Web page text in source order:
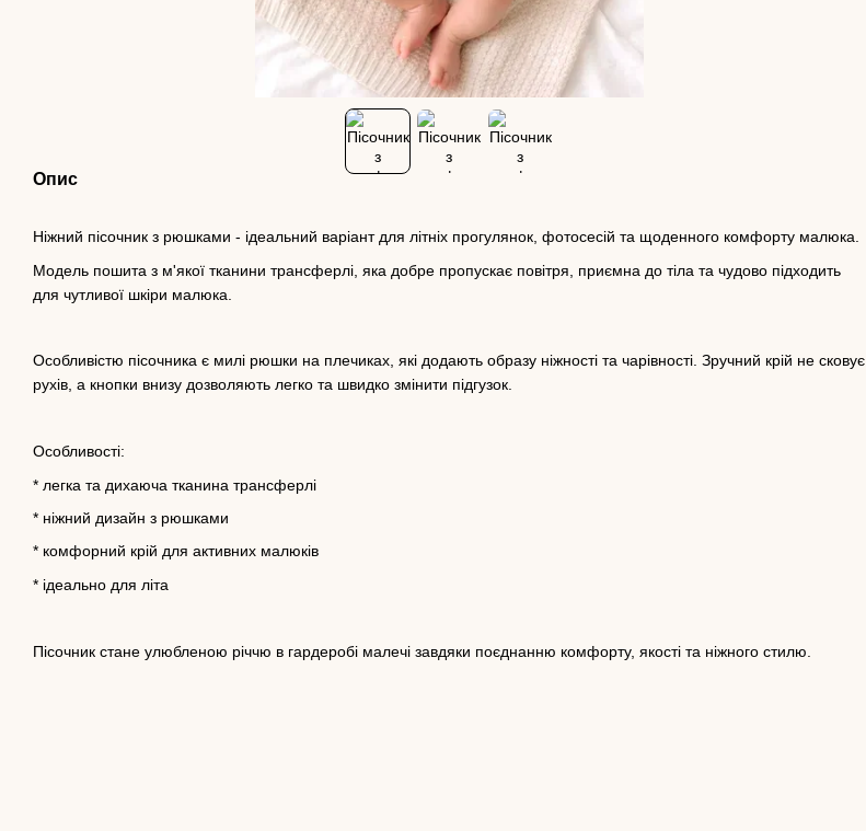
Опис
Ніжний пісочник з рюшками - ідеальний варіант для літніх прогулянок, фотосесій та щоденного комфорту малюка.
Модель пошита з м'якої тканини трансферлі, яка добре пропускає повітря, приємна до тіла та чудово підходить
для чутливої шкіри малюка.
Особливістю пісочника є милі рюшки на плечиках, які додають образу ніжності та чарівності. Зручний крій не сковує
рухів, а кнопки внизу дозволяють легко та швидко змінити підгузок.
Особливості:
* легка та дихаюча тканина трансферлі
* ніжний дизайн з рюшками
* комфорний крій для активних малюків
* ідеально для літа
Пісочник стане улюбленою річчю в гардеробі малечі завдяки поєднанню комфорту, якості та ніжного стилю.